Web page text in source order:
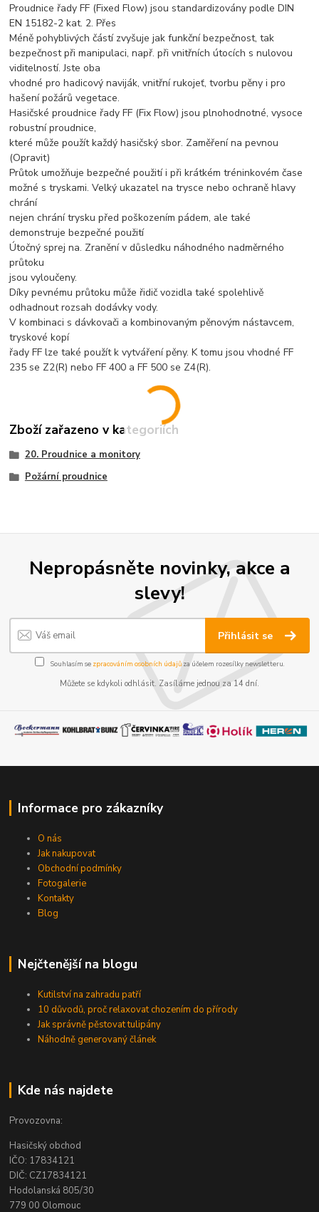
Proudnice řady FF (Fixed Flow) jsou standardizovány podle DIN
EN 15182-2 kat. 2. Přes
Méně pohyblivých částí zvyšuje jak funkční bezpečnost, tak
bezpečnost při manipulaci, např. při vnitřních útocích s nulovou
viditelností. Jste oba
vhodné pro hadicový naviják, vnitřní rukojeť, tvorbu pěny i pro
hašení požárů vegetace.
Hasičské proudnice řady FF (Fix Flow) jsou plnohodnotné, vysoce
robustní proudnice,
které může použít každý hasičský sbor. Zaměření na pevnou
(Opravit)
Průtok umožňuje bezpečné použití i při krátkém tréninkovém čase
možné s tryskami. Velký ukazatel na trysce nebo ochraně hlavy
chrání
nejen chrání trysku před poškozením pádem, ale také
demonstruje bezpečné použití
Útočný sprej na. Zranění v důsledku náhodného nadměrného
průtoku
jsou vyloučeny.
Díky pevnému průtoku může řidič vozidla také spolehlivě
odhadnout rozsah dodávky vody.
V kombinaci s dávkovači a kombinovaným pěnovým nástavcem,
tryskové kopí
řady FF lze také použít k vytváření pěny. K tomu jsou vhodné FF
235 se Z2(R) nebo FF 400 a FF 500 se Z4(R).
Zboží zařazeno v kategoriích
20. Proudnice a monitory
Požární proudnice
Nepropásněte novinky, akce a
slevy!
Přihlásit se
Souhlasím se zpracováním osobních údajůza účelem rozesílky newsletteru.
Můžete se kdykoli odhlásit. Zasíláme jednou za 14 dní.
Informace pro zákazníky
O nás
Jak nakupovat
Obchodní podmínky
Fotogalerie
Kontakty
Blog
Nejčtenější na blogu
Kutilství na zahradu patří
10 důvodů, proč relaxovat chozením do přírody
Jak správně pěstovat tulipány
Náhodně generovaný článek
Kde nás najdete
Provozovna:
Hasičský obchod
IČO: 17834121
DIČ: CZ17834121
Hodolanská 805/30
779 00 Olomouc